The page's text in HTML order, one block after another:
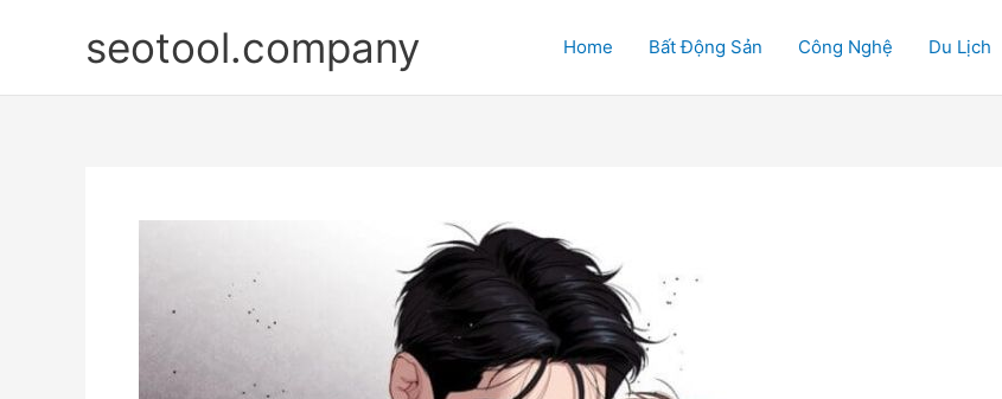
dung
seotool.company Home Bất Động Sản Công Nghệ Du Lịch